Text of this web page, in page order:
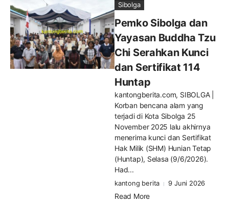
Sibolga
Pemko Sibolga dan
Yayasan Buddha Tzu
Chi Serahkan Kunci
dan Sertifikat 114
Huntap
kantongberita.com, SIBOLGA |
Korban bencana alam yang
terjadi di Kota Sibolga 25
November 2025 lalu akhirnya
menerima kunci dan Sertifikat
Hak Milik (SHM) Hunian Tetap
(Huntap), Selasa (9/6/2026).
Had...
kantong berita 9 Juni 2026
Read More